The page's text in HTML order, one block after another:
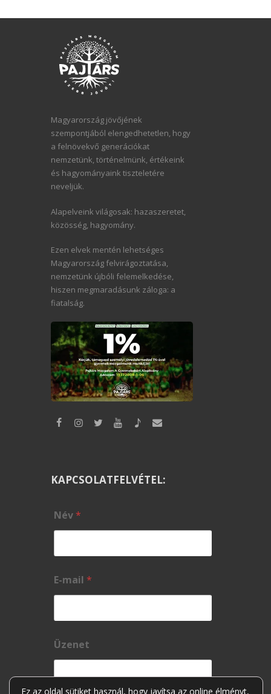
Magyarország jövőjének
szempontjából elengedhetetlen, hogy
a felnövekvő generációkat
nemzetünk, történelmünk, értékeink
és hagyományaink tiszteletére
neveljük.
Alapelveink világosak: hazaszeretet,
közösség, hagyomány.
Ezen elvek mentén lehetséges
Magyarország felvirágoztatása,
nemzetünk újbóli felemelkedése,
hiszen megmaradásunk záloga: a
fiatalság.
KAPCSOLATFELVÉTEL:
Név*
E-mail *
Üzenet
Ez az oldal sütiket használ, hogy javítsa az online élményt,